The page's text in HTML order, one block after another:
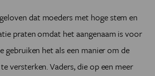
dat moeders met hoge stem en
praten omdat het aangenaam is voor
gebruiken het als een manier om de
versterken. Vaders, die op een meer